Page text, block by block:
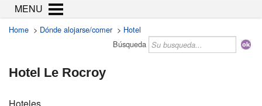
MENU
Home > Dónde alojarse/comer> Hotel
Búsqueda
Hotel Le Rocroy